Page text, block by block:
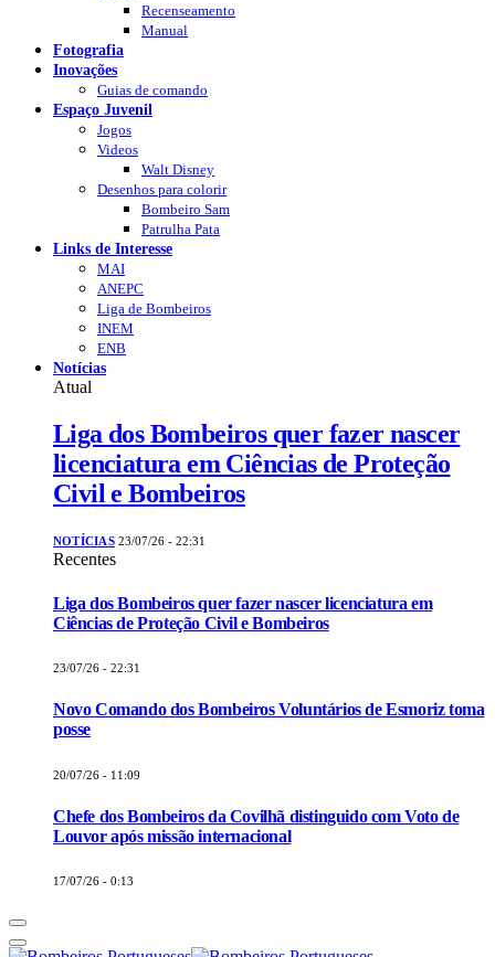
Recenseamento
Manual
Fotografia
Inovações
Guias de comando
Espaço Juvenil
Jogos
Videos
Walt Disney
Desenhos para colorir
Bombeiro Sam
Patrulha Pata
Links de Interesse
MAI
ANEPC
Liga de Bombeiros
INEM
ENB
Notícias
Atual
Liga dos Bombeiros quer fazer nascer
licenciatura em Ciências de Proteção
Civil e Bombeiros
NOTÍCIAS 23/07/26 - 22:31
Recentes
Liga dos Bombeiros quer fazer nascer licenciatura em
Ciências de Proteção Civil e Bombeiros
23/07/26 - 22:31
Novo Comando dos Bombeiros Voluntários de Esmoriz toma
posse
20/07/26 - 11:09
Chefe dos Bombeiros da Covilhã distinguido com Voto de
Louvor após missão internacional
17/07/26 - 0:13